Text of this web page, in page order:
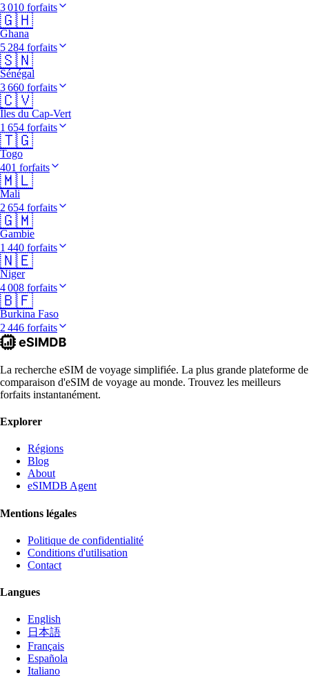
3 010 forfaits
🇬🇭
Ghana
5 284 forfaits
🇸🇳
Sénégal
3 660 forfaits
🇨🇻
Îles du Cap-Vert
1 654 forfaits
🇹🇬
Togo
401 forfaits
🇲🇱
Mali
2 654 forfaits
🇬🇲
Gambie
1 440 forfaits
🇳🇪
Niger
4 008 forfaits
🇧🇫
Burkina Faso
2 446 forfaits
La recherche eSIM de voyage simplifiée. La plus grande plateforme de
comparaison d'eSIM de voyage au monde. Trouvez les meilleurs
forfaits instantanément.
Explorer
Régions
Blog
About
eSIMDB Agent
Mentions légales
Politique de confidentialité
Conditions d'utilisation
Contact
Langues
English
日本語
Français
Española
Italiano